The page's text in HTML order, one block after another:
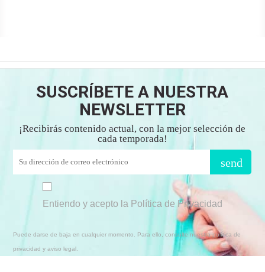
SUSCRÍBETE A NUESTRA
NEWSLETTER
¡Recibirás contenido actual, con la mejor selección de
cada temporada!
send
Entiendo y acepto la Política de Privacidad
Puede darse de baja en cualquier momento. Para ello, consulte nuestra política de
privacidad y aviso legal.